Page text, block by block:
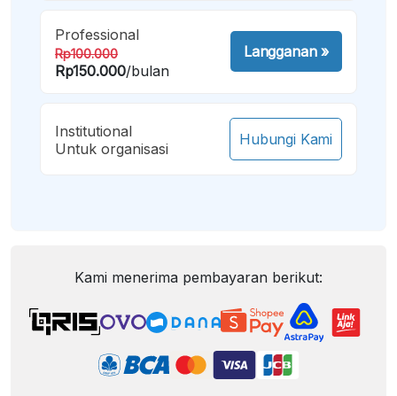
Professional
Rp100.000
Rp150.000/bulan
Langganan»
Institutional
Untuk organisasi
Hubungi Kami
Kami menerima pembayaran berikut: